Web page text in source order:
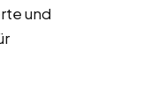
und